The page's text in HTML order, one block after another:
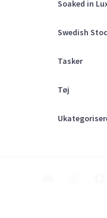
Soaked in
Swedish
Tasker
Tøj